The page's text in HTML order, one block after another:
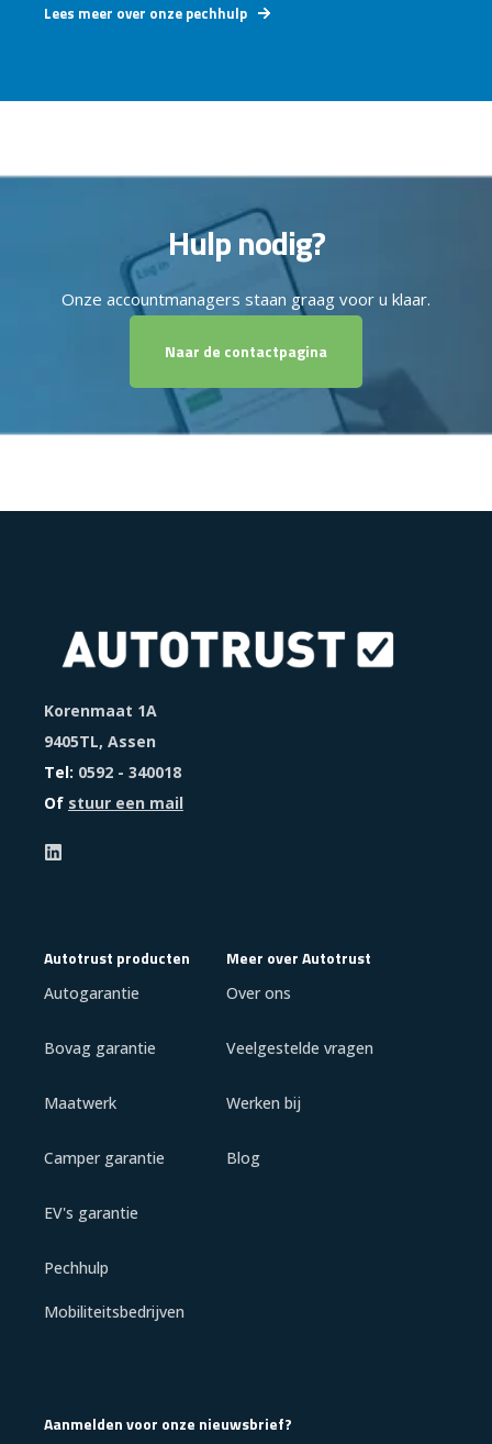
Lees meer over onze pechhulp
Hulp nodig?
Onze accountmanagers staan graag voor u klaar.
Naar de contactpagina
Korenmaat 1A
9405TL, Assen
Tel: 0592 - 340018
Of stuur een mail
Autotrust producten
Autogarantie
Bovag garantie
Maatwerk
Camper garantie
EV's garantie
Pechhulp
Mobiliteitsbedrijven
Meer over Autotrust
Over ons
Veelgestelde vragen
Werken bij
Blog
Aanmelden voor onze nieuwsbrief?